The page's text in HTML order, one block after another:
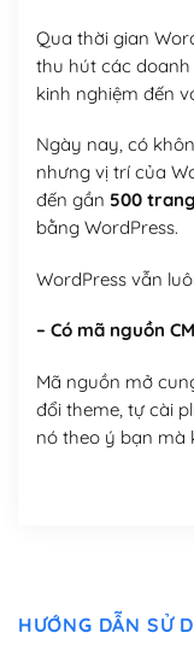
Qua thời gian
thu hút các
kinh nghiệm đến
Ngày nay, có
nhưng vị trí của
đến gần 500
bằng WordPress.
WordPress vẫn
– Có mã nguồn
Mã nguồn mở
đổi theme, tự cài
nó theo ý bạn mà
HƯỚNG DẪN SỬ